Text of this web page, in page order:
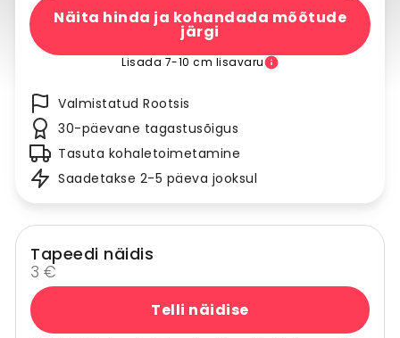
Näita hinda ja kohandada mõõtude
järgi
Lisada 7-10 cm lisavaru
Valmistatud Rootsis
30-päevane tagastusõigus
Tasuta kohaletoimetamine
Saadetakse 2-5 päeva jooksul
Tapeedi näidis
3 €
Telli näidise